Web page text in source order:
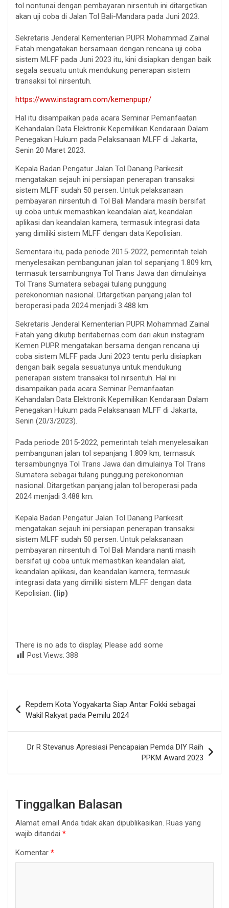
tol nontunai dengan pembayaran nirsentuh ini ditargetkan
akan uji coba di Jalan Tol Bali-Mandara pada Juni 2023.
Sekretaris Jenderal Kementerian PUPR Mohammad Zainal
Fatah mengatakan bersamaan dengan rencana uji coba
sistem MLFF pada Juni 2023 itu, kini disiapkan dengan baik
segala sesuatu untuk mendukung penerapan sistem
transaksi tol nirsentuh.
https://www.instagram.com/kemenpupr/
Hal itu disampaikan pada acara Seminar Pemanfaatan
Kehandalan Data Elektronik Kepemilikan Kendaraan Dalam
Penegakan Hukum pada Pelaksanaan MLFF di Jakarta,
Senin 20 Maret 2023.
Kepala Badan Pengatur Jalan Tol Danang Parikesit
mengatakan sejauh ini persiapan penerapan transaksi
sistem MLFF sudah 50 persen. Untuk pelaksanaan
pembayaran nirsentuh di Tol Bali Mandara masih bersifat
uji coba untuk memastikan keandalan alat, keandalan
aplikasi dan keandalan kamera, termasuk integrasi data
yang dimiliki sistem MLFF dengan data Kepolisian.
Sementara itu, pada periode 2015-2022, pemerintah telah
menyelesaikan pembangunan jalan tol sepanjang 1.809 km,
termasuk tersambungnya Tol Trans Jawa dan dimulainya
Tol Trans Sumatera sebagai tulang punggung
perekonomian nasional. Ditargetkan panjang jalan tol
beroperasi pada 2024 menjadi 3.488 km.
Sekretaris Jenderal Kementerian PUPR Mohammad Zainal
Fatah yang dikutip beritabernas.com dari akun instagram
Kemen PUPR mengatakan bersama dengan rencana uji
coba sistem MLFF pada Juni 2023 tentu perlu disiapkan
dengan baik segala sesuatunya untuk mendukung
penerapan sistem transaksi tol nirsentuh. Hal ini
disampaikan pada acara Seminar Pemanfaatan
Kehandalan Data Elektronik Kepemilikan Kendaraan Dalam
Penegakan Hukum pada Pelaksanaan MLFF di Jakarta,
Senin (20/3/2023).
Pada periode 2015-2022, pemerintah telah menyelesaikan
pembangunan jalan tol sepanjang 1.809 km, termasuk
tersambungnya Tol Trans Jawa dan dimulainya Tol Trans
Sumatera sebagai tulang punggung perekonomian
nasional. Ditargetkan panjang jalan tol beroperasi pada
2024 menjadi 3.488 km.
Kepala Badan Pengatur Jalan Tol Danang Parikesit
mengatakan sejauh ini persiapan penerapan transaksi
sistem MLFF sudah 50 persen. Untuk pelaksanaan
pembayaran nirsentuh di Tol Bali Mandara nanti masih
bersifat uji coba untuk memastikan keandalan alat,
keandalan aplikasi, dan keandalan kamera, termasuk
integrasi data yang dimiliki sistem MLFF dengan data
Kepolisian. (lip)
There is no ads to display, Please add some
Post Views: 388
pos
Repdem Kota Yogyakarta Siap Antar Fokki sebagai
Wakil Rakyat pada Pemilu 2024
Dr R Stevanus Apresiasi Pencapaian Pemda DIY Raih
PPKM Award 2023
Tinggalkan Balasan
Alamat email Anda tidak akan dipublikasikan. Ruas yang
wajib ditandai *
Komentar *